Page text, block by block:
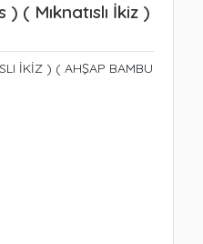
( Mıknatıslı İkiz )
İKİZ ) ( AHŞAP BAMBU